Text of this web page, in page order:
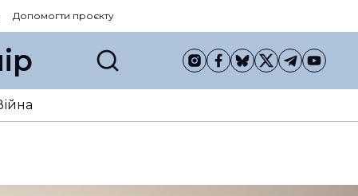
Допомогти проєкту